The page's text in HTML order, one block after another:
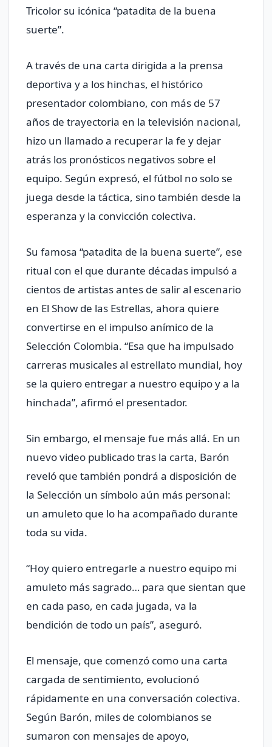
Tricolor su icónica “patadita de la buena
suerte”.
A través de una carta dirigida a la prensa
deportiva y a los hinchas, el histórico
presentador colombiano, con más de 57
años de trayectoria en la televisión nacional,
hizo un llamado a recuperar la fe y dejar
atrás los pronósticos negativos sobre el
equipo. Según expresó, el fútbol no solo se
juega desde la táctica, sino también desde la
esperanza y la convicción colectiva.
Su famosa “patadita de la buena suerte”, ese
ritual con el que durante décadas impulsó a
cientos de artistas antes de salir al escenario
en El Show de las Estrellas, ahora quiere
convertirse en el impulso anímico de la
Selección Colombia. “Esa que ha impulsado
carreras musicales al estrellato mundial, hoy
se la quiero entregar a nuestro equipo y a la
hinchada”, afirmó el presentador.
Sin embargo, el mensaje fue más allá. En un
nuevo video publicado tras la carta, Barón
reveló que también pondrá a disposición de
la Selección un símbolo aún más personal:
un amuleto que lo ha acompañado durante
toda su vida.
“Hoy quiero entregarle a nuestro equipo mi
amuleto más sagrado… para que sientan que
en cada paso, en cada jugada, va la
bendición de todo un país”, aseguró.
El mensaje, que comenzó como una carta
cargada de sentimiento, evolucionó
rápidamente en una conversación colectiva.
Según Barón, miles de colombianos se
sumaron con mensajes de apoyo,